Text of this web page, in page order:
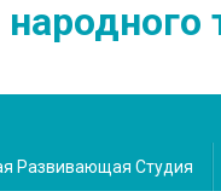
Развивающая Студия